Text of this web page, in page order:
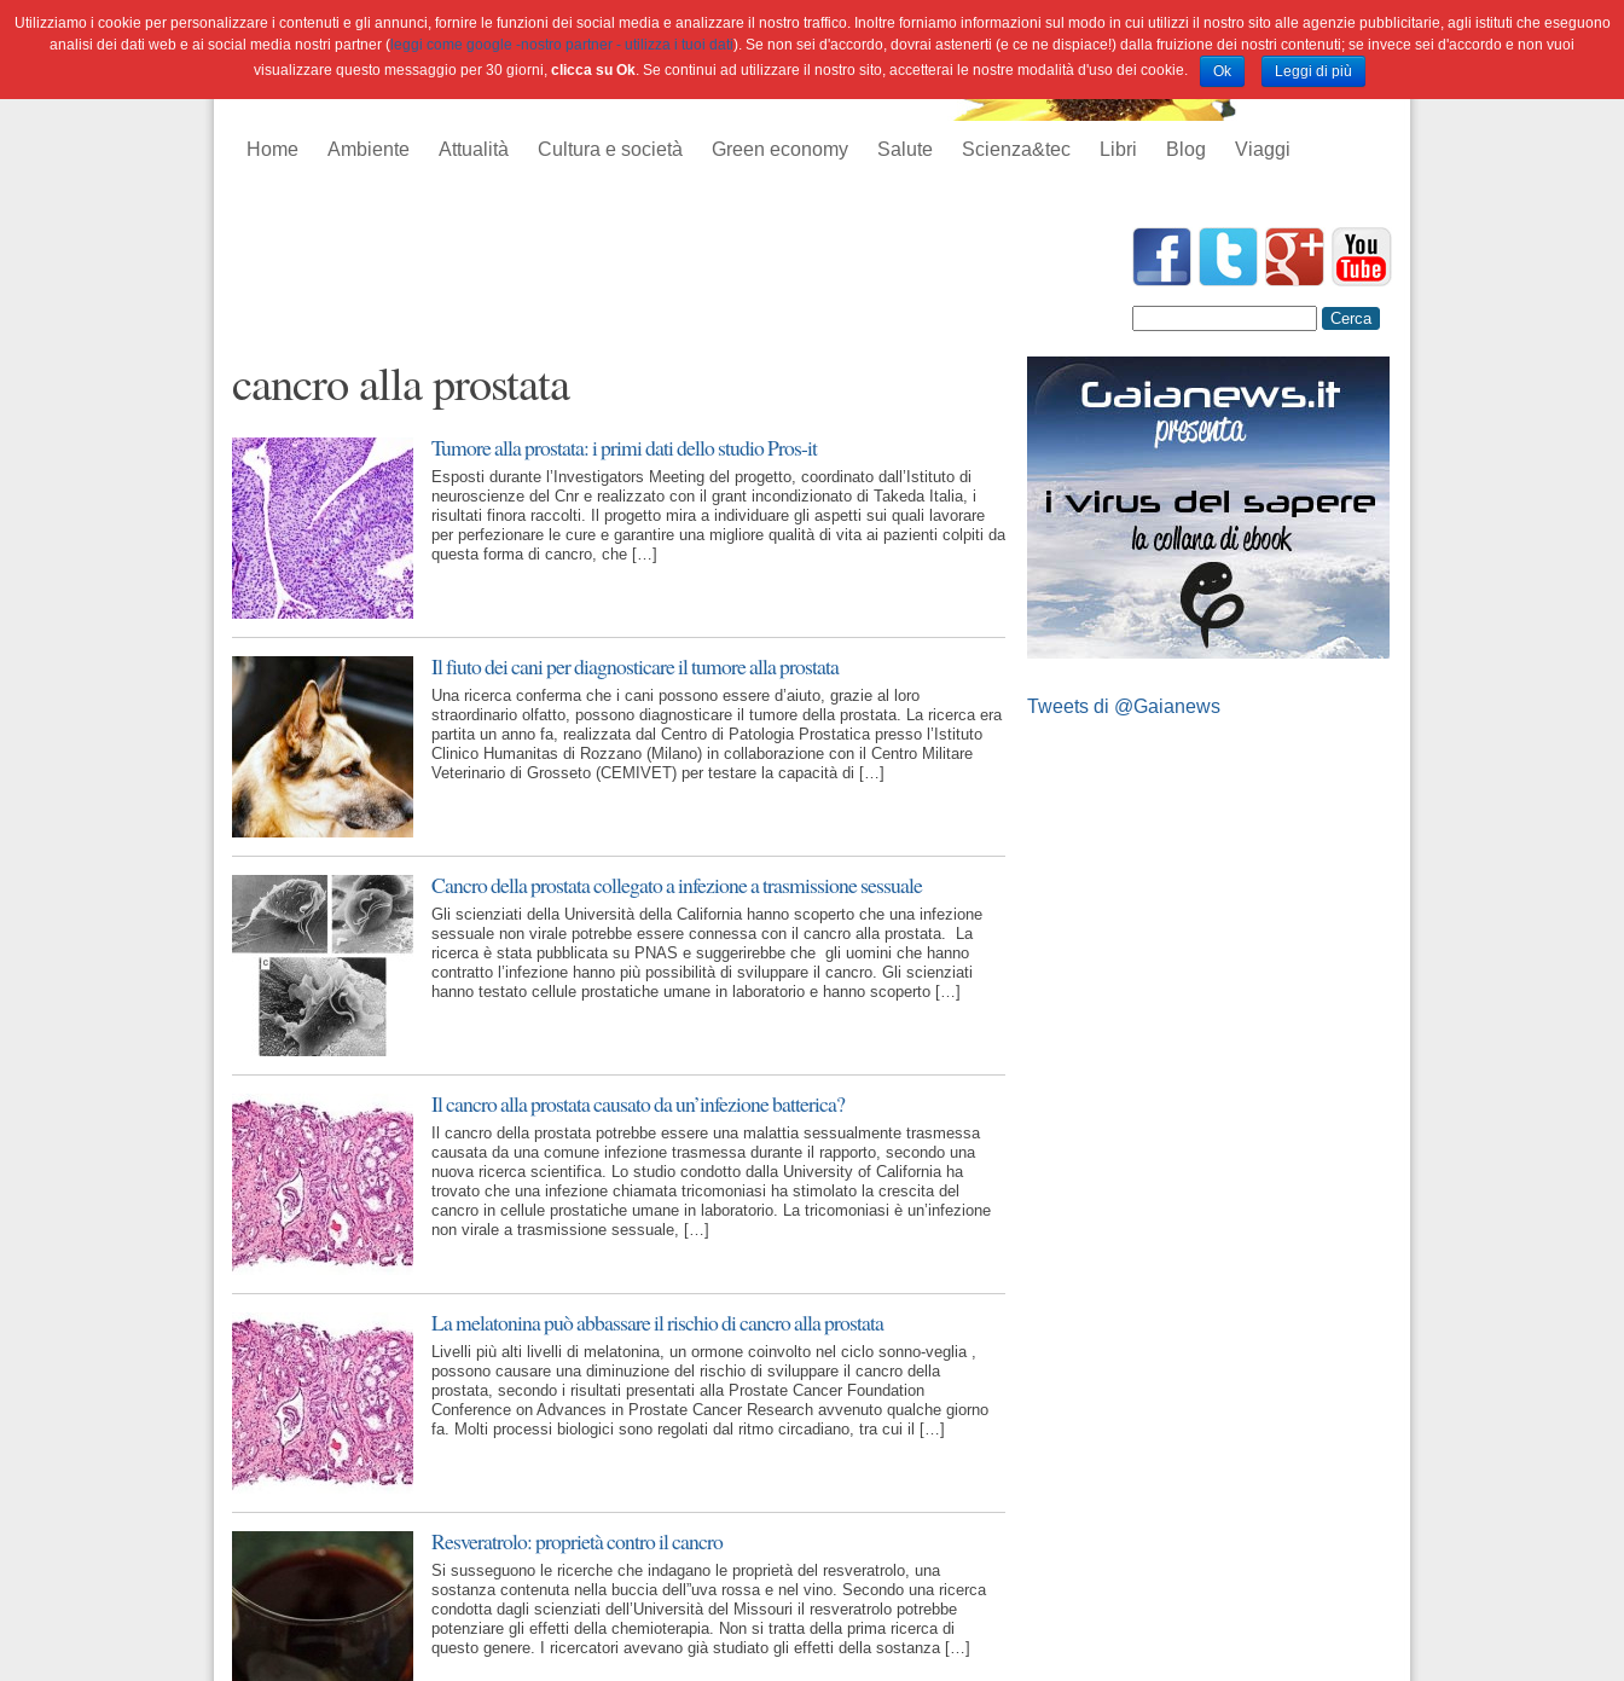
Home Ambiente Attualità Cultura e società Green economy Salute Scienza&tec Libri Blog Viaggi
cancro alla prostata
Tumore alla prostata: i primi dati dello studio Pros-it
Esposti durante l’Investigators Meeting del progetto, coordinato dall’Istituto di
neuroscienze del Cnr e realizzato con il grant incondizionato di Takeda Italia, i
risultati finora raccolti. Il progetto mira a individuare gli aspetti sui quali lavorare
per perfezionare le cure e garantire una migliore qualità di vita ai pazienti colpiti da
questa forma di cancro, che […]
Il fiuto dei cani per diagnosticare il tumore alla prostata
Una ricerca conferma che i cani possono essere d’aiuto, grazie al loro
straordinario olfatto, possono diagnosticare il tumore della prostata. La ricerca era
partita un anno fa, realizzata dal Centro di Patologia Prostatica presso l’Istituto
Clinico Humanitas di Rozzano (Milano) in collaborazione con il Centro Militare
Veterinario di Grosseto (CEMIVET) per testare la capacità di […]
Cancro della prostata collegato a infezione a trasmissione sessuale
Gli scienziati della Università della California hanno scoperto che una infezione
sessuale non virale potrebbe essere connessa con il cancro alla prostata. La
ricerca è stata pubblicata su PNAS e suggerirebbe che gli uomini che hanno
contratto l’infezione hanno più possibilità di sviluppare il cancro. Gli scienziati
hanno testato cellule prostatiche umane in laboratorio e hanno scoperto […]
Il cancro alla prostata causato da un’infezione batterica?
Il cancro della prostata potrebbe essere una malattia sessualmente trasmessa
causata da una comune infezione trasmessa durante il rapporto, secondo una
nuova ricerca scientifica. Lo studio condotto dalla University of California ha
trovato che una infezione chiamata tricomoniasi ha stimolato la crescita del
cancro in cellule prostatiche umane in laboratorio. La tricomoniasi è un’infezione
non virale a trasmissione sessuale, […]
La melatonina può abbassare il rischio di cancro alla prostata
Livelli più alti livelli di melatonina, un ormone coinvolto nel ciclo sonno-veglia ,
possono causare una diminuzione del rischio di sviluppare il cancro della
prostata, secondo i risultati presentati alla Prostate Cancer Foundation
Conference on Advances in Prostate Cancer Research avvenuto qualche giorno
fa. Molti processi biologici sono regolati dal ritmo circadiano, tra cui il […]
Resveratrolo: proprietà contro il cancro
Si susseguono le ricerche che indagano le proprietà del resveratrolo, una
sostanza contenuta nella buccia dell”uva rossa e nel vino. Secondo una ricerca
condotta dagli scienziati dell’Università del Missouri il resveratrolo potrebbe
potenziare gli effetti della chemioterapia. Non si tratta della prima ricerca di
questo genere. I ricercatori avevano già studiato gli effetti della sostanza […]
Tweets di @Gaianews
Utilizziamo i cookie per personalizzare i contenuti e gli annunci, fornire le funzioni dei social media e analizzare il nostro traffico. Inoltre forniamo informazioni sul modo in cui utilizzi il nostro sito alle agenzie pubblicitarie, agli istituti che eseguono
analisi dei dati web e ai social media nostri partner ( leggi come google -nostro partner - utilizza i tuoi dati). Se non sei d'accordo, dovrai astenerti (e ce ne dispiace!) dalla fruizione dei nostri contenuti; se invece sei d'accordo e non vuoi
visualizzare questo messaggio per 30 giorni,clicca su Ok. Se continui ad utilizzare il nostro sito, accetterai le nostre modalità d'uso dei cookie. Ok Leggi di più